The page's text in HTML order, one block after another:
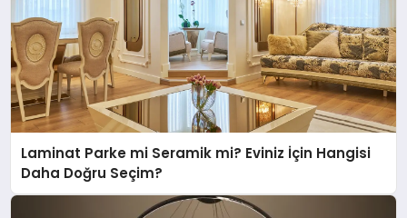
Laminat Parke mi Seramik mi? Eviniz İçin Hangisi
Daha Doğru Seçim?